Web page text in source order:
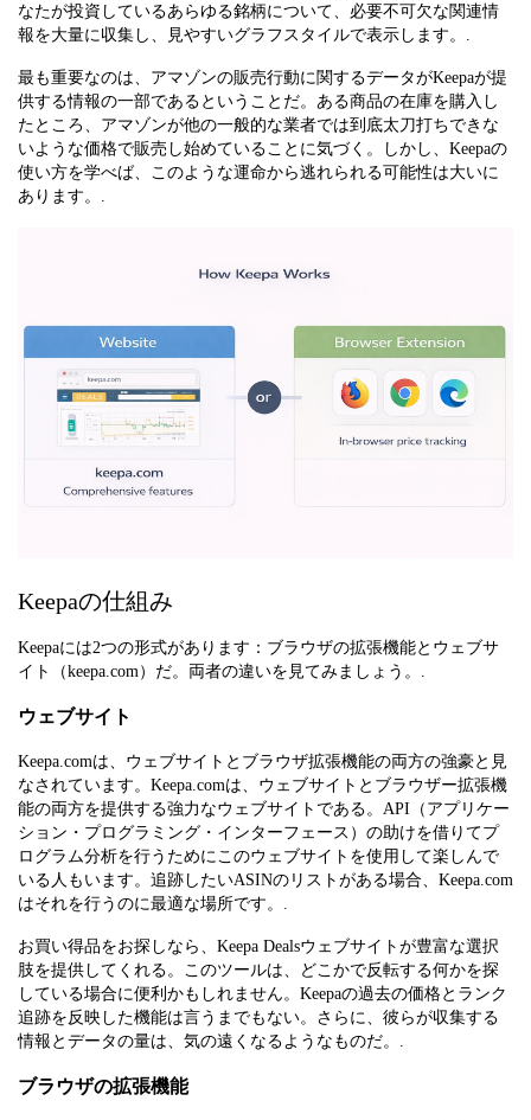
なたが投資しているあらゆる銘柄について、必要不可欠な関連情
報を大量に収集し、見やすいグラフスタイルで表示します。.
最も重要なのは、アマゾンの販売行動に関するデータがKeepaが提
供する情報の一部であるということだ。ある商品の在庫を購入し
たところ、アマゾンが他の一般的な業者では到底太刀打ちできな
いような価格で販売し始めていることに気づく。しかし、Keepaの
使い方を学べば、このような運命から逃れられる可能性は大いに
あります。.
Keepaの仕組み
Keepaには2つの形式があります：ブラウザの拡張機能とウェブサ
イト（keepa.com）だ。両者の違いを見てみましょう。.
ウェブサイト
Keepa.comは、ウェブサイトとブラウザ拡張機能の両方の強豪と見
なされています。Keepa.comは、ウェブサイトとブラウザー拡張機
能の両方を提供する強力なウェブサイトである。API（アプリケー
ション・プログラミング・インターフェース）の助けを借りてプ
ログラム分析を行うためにこのウェブサイトを使用して楽しんで
いる人もいます。追跡したいASINのリストがある場合、Keepa.com
はそれを行うのに最適な場所です。.
お買い得品をお探しなら、Keepa Dealsウェブサイトが豊富な選択
肢を提供してくれる。このツールは、どこかで反転する何かを探
している場合に便利かもしれません。Keepaの過去の価格とランク
追跡を反映した機能は言うまでもない。さらに、彼らが収集する
情報とデータの量は、気の遠くなるようなものだ。.
ブラウザの拡張機能